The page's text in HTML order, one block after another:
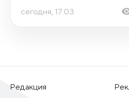
сегодня, 17:03
Редакция